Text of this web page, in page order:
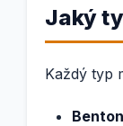
Jaký
Každý typ